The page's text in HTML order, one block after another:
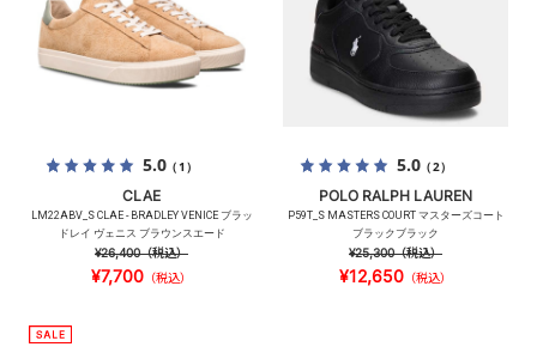
5.0（1）
CLAE
LM22ABV_S CLAE - BRADLEY VENICE ブラッ
ドレイ ヴェニス ブラウンスエード
¥26,400（税込）
¥7,700 （税込）
5.0（2）
POLO RALPH LAUREN
P59T_S MASTERS COURT マスターズコート
ブラックブラック
¥25,300（税込）
¥12,650 （税込）